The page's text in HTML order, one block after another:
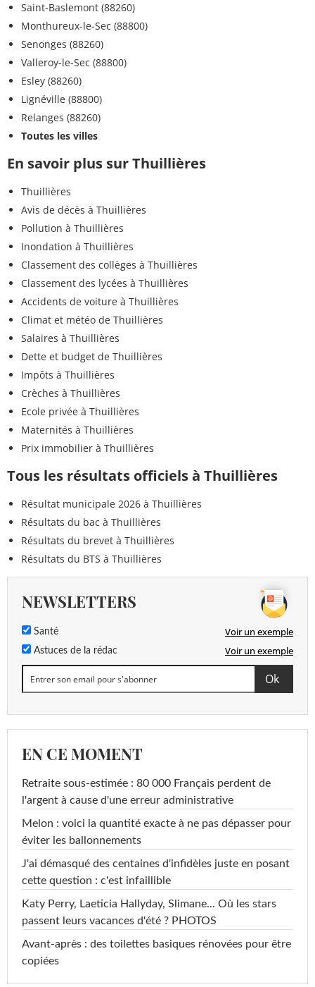
Saint-Baslemont (88260)
Monthureux-le-Sec (88800)
Senonges (88260)
Valleroy-le-Sec (88800)
Esley (88260)
Lignéville (88800)
Relanges (88260)
Toutes les villes
En savoir plus sur Thuillières
Thuillières
Avis de décès à Thuillières
Pollution à Thuillières
Inondation à Thuillières
Classement des collèges à Thuillières
Classement des lycées à Thuillières
Accidents de voiture à Thuillières
Climat et météo de Thuillières
Salaires à Thuillières
Dette et budget de Thuillières
Impôts à Thuillières
Crèches à Thuillières
Ecole privée à Thuillières
Maternités à Thuillières
Prix immobilier à Thuillières
Tous les résultats officiels à Thuillières
Résultat municipale 2026 à Thuillières
Résultats du bac à Thuillières
Résultats du brevet à Thuillières
Résultats du BTS à Thuillières
NEWSLETTERS
Santé Voir un exemple
Astuces de la rédac Voir un exemple
EN CE MOMENT
Retraite sous-estimée : 80 000 Français perdent de
l'argent à cause d'une erreur administrative
Melon : voici la quantité exacte à ne pas dépasser pour
éviter les ballonnements
J'ai démasqué des centaines d'infidèles juste en posant
cette question : c'est infaillible
Katy Perry, Laeticia Hallyday, Slimane... Où les stars
passent leurs vacances d'été ? PHOTOS
Avant-après : des toilettes basiques rénovées pour être
copiées